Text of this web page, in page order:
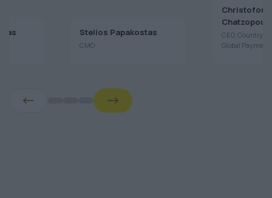
Stelios Papakostas
CEO, Country